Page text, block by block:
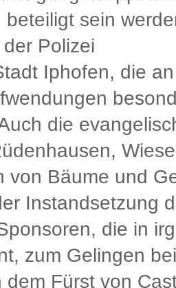
beteiligt sein
Polizei
Iphofen, die
die
von Bäume und
Instandsetzung
die in
zum Gelingen
dem Fürst von